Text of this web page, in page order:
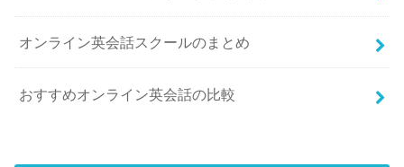
オンライン英会話スクールのまとめ
おすすめオンライン英会話の比較